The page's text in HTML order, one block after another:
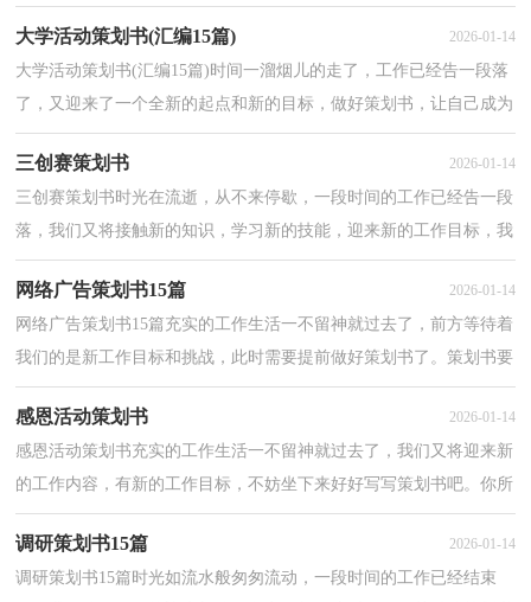
来参考策划书是怎么写的吧，下面是小编帮大家整理的...
大学活动策划书(汇编15篇) 2026-01-14
大学活动策划书(汇编15篇)时间一溜烟儿的走了，工作已经告一段落
了，又迎来了一个全新的起点和新的目标，做好策划书，让自己成为
更有竞争力的人吧。相信大家又在为写策划书犯愁了吧...
三创赛策划书 2026-01-14
三创赛策划书时光在流逝，从不来停歇，一段时间的工作已经告一段
落，我们又将接触新的知识，学习新的技能，迎来新的工作目标，我
们要好好制定今后的工作方法，写一份策划书了。快来参考策...
网络广告策划书15篇 2026-01-14
网络广告策划书15篇充实的工作生活一不留神就过去了，前方等待着
我们的是新工作目标和挑战，此时需要提前做好策划书了。策划书要
写哪些内容呢？下面是小编帮大家整理的网络广告策...
感恩活动策划书 2026-01-14
感恩活动策划书充实的工作生活一不留神就过去了，我们又将迎来新
的工作内容，有新的工作目标，不妨坐下来好好写写策划书吧。你所
见过的策划书应该是什么样的？下面是小编帮大家整理...
调研策划书15篇 2026-01-14
调研策划书15篇时光如流水般匆匆流动，一段时间的工作已经结束